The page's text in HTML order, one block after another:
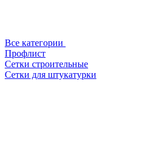
Все категории
Профлист
Сетки строительные
Сетки для штукатурки